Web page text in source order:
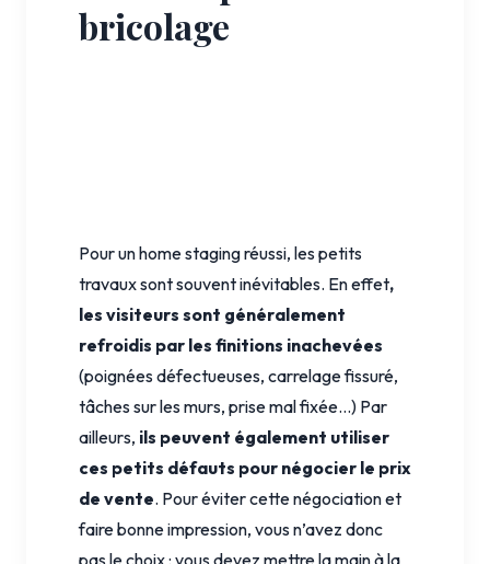
bricolage
Pour un home staging réussi, les petits
travaux sont souvent inévitables. En effet,
les visiteurs sont généralement
refroidis par les finitions inachevées
(poignées défectueuses, carrelage fissuré,
tâches sur les murs, prise mal fixée...) Par
ailleurs, ils peuvent également utiliser
ces petits défauts pour négocier le prix
de vente. Pour éviter cette négociation et
faire bonne impression, vous n’avez donc
pas le choix : vous devez mettre la main à la